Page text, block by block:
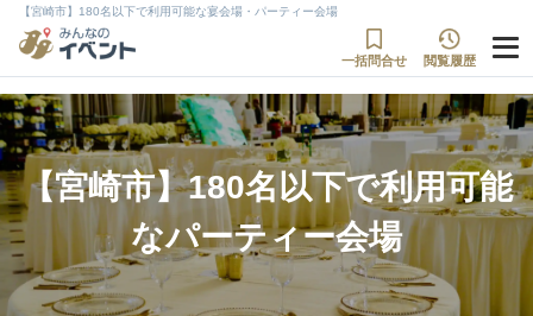
【宮崎市】180名以下で利用可能な宴会場・パーティー会場
一括問合せ 閲覧履歴
【宮崎市】180名以下で利用可能
なパーティー会場